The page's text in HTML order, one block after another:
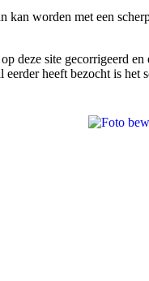
kan worden met een
deze site gecorrigeerd
heeft bezocht is